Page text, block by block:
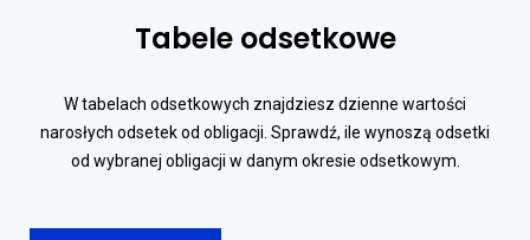
Tabele odsetkowe
W tabelach odsetkowych znajdziesz dzienne wartości
narosłych odsetek od obligacji. Sprawdź, ile wynoszą odsetki
od wybranej obligacji w danym okresie odsetkowym.